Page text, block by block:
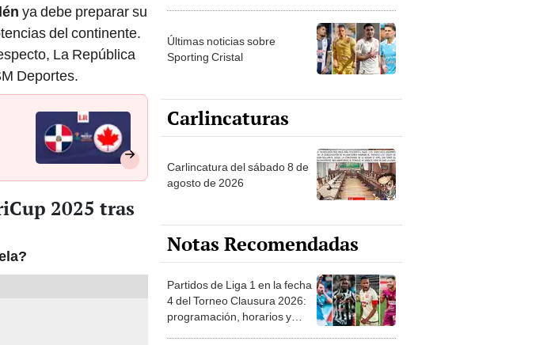
ya debe preparar su
del continente.
La República
Deportes.
2025 tras
Últimas noticias sobre
Sporting Cristal
Carlincaturas
Carlincatura del sábado 8 de
agosto de 2026
Notas Recomendadas
Partidos de Liga 1 en la fecha
4 del Torneo Clausura 2026:
programación, horarios y